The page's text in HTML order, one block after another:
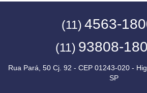
(11) 4563-
(11) 93808-
Rua Pará, 50 Cj. 92 - CEP 01243-020 -
SP